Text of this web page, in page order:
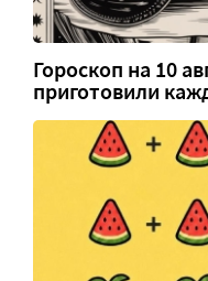
Гороскоп на 10
приготовили